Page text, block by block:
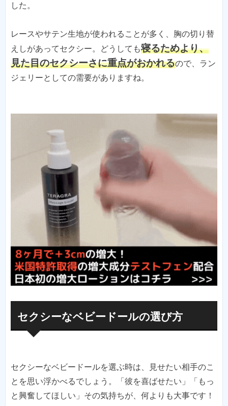
した。
レースやサテン生地が使われることが多く、胸の切り替
えしがあってセクシー。どうしても寝るためより、
見た目のセクシーさに重点がおかれるので、ラン
ジェリーとしての需要がありますね。
セクシーなベビードールの選び方
セクシーなベビードールを選ぶ時は、見せたい相手のこ
とを思い浮かべるでしょう。「彼を喜ばせたい」「もっ
と興奮してほしい」その気持ちが、何よりも大事です！